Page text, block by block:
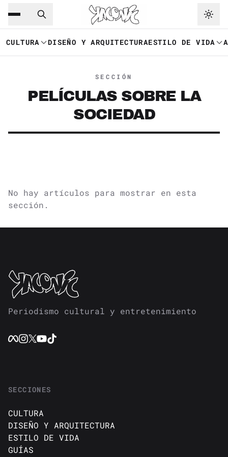
Saltar al contenido principal
CULTURA DISEÑO Y ARQUITECTURAESTILO DE VIDA
SECCIÓN
PELÍCULAS SOBRE LA
SOCIEDAD
No hay artículos para mostrar en esta
sección.
Periodismo cultural y entretenimiento
SECCIONES
CULTURA
DISEÑO Y ARQUITECTURA
ESTILO DE VIDA
GUÍAS